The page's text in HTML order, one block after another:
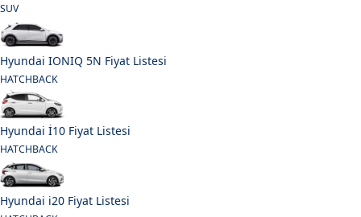
SUV
Hyundai IONIQ 5N Fiyat Listesi
HATCHBACK
Hyundai İ10 Fiyat Listesi
HATCHBACK
Hyundai i20 Fiyat Listesi